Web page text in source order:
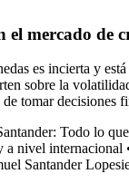
el mercado de
es incierta y
sobre la
tomar decisiones
Todo lo
a nivel internacional
Santander